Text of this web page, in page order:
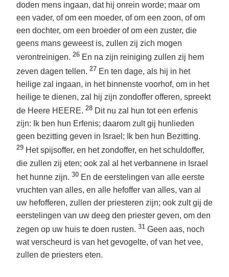
doden mens ingaan, dat hij onrein worde; maar om
een vader, of om een moeder, of om een zoon, of om
een dochter, om een broeder of om een zuster, die
geens mans geweest is, zullen zij zich mogen
verontreinigen. 26 En na zijn reiniging zullen zij hem
zeven dagen tellen. 27 En ten dage, als hij in het
heilige zal ingaan, in het binnenste voorhof, om in het
heilige te dienen, zal hij zijn zondoffer offeren, spreekt
de Heere HEERE. 28 Dit nu zal hun tot een erfenis
zijn: Ik ben hun Erfenis; daarom zult gij hunlieden
geen bezitting geven in Israel; Ik ben hun Bezitting.
29 Het spijsoffer, en het zondoffer, en het schuldoffer,
die zullen zij eten; ook zal al het verbannene in Israel
het hunne zijn. 30 En de eerstelingen van alle eerste
vruchten van alles, en alle hefoffer van alles, van al
uw hefofferen, zullen der priesteren zijn; ook zult gij de
eerstelingen van uw deeg den priester geven, om den
zegen op uw huis te doen rusten. 31 Geen aas, noch
wat verscheurd is van het gevogelte, of van het vee,
zullen de priesters eten.